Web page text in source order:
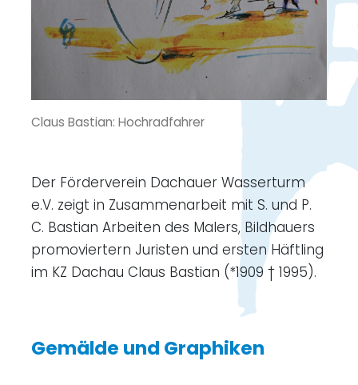
Claus Bastian: Hochradfahrer
Der Förderverein Dachauer Wasserturm
e.V. zeigt in Zusammenarbeit mit S. und P.
C. Bastian Arbeiten des Malers, Bildhauers
promoviertern Juristen und ersten Häftling
im KZ Dachau Claus Bastian (*1909 † 1995).
Gemälde und Graphiken